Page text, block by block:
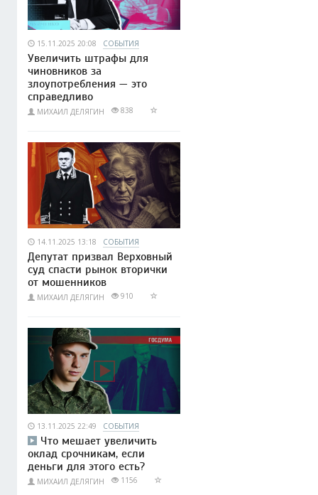
15.11.2025 20:08 СОБЫТИЯ
Увеличить штрафы для
чиновников за
злоупотребления — это
справедливо
МИХАИЛ ДЕЛЯГИН 838
14.11.2025 13:18 СОБЫТИЯ
Депутат призвал Верховный
суд спасти рынок вторички
от мошенников
МИХАИЛ ДЕЛЯГИН 910
13.11.2025 22:49 СОБЫТИЯ
Что мешает увеличить
оклад срочникам, если
деньги для этого есть?
МИХАИЛ ДЕЛЯГИН 1156